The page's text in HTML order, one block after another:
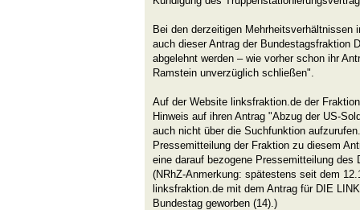
Bei den derzeitigen Mehrheitsverhältnissen
auch dieser Antrag der Bundestagsfraktion
abgelehnt werden – wie vorher schon ihr
Ramstein unverzüglich schließen".
Auf der Website linksfraktion.de der
Hinweis auf ihren Antrag "Abzug der US-
auch nicht über die Suchfunktion
Pressemitteilung der Fraktion zu diesem
eine darauf bezogene Pressemitteilung des
(NRhZ-Anmerkung: spätestens seit dem
linksfraktion.de mit dem Antrag für DIE
Bundestag geworben (14).)